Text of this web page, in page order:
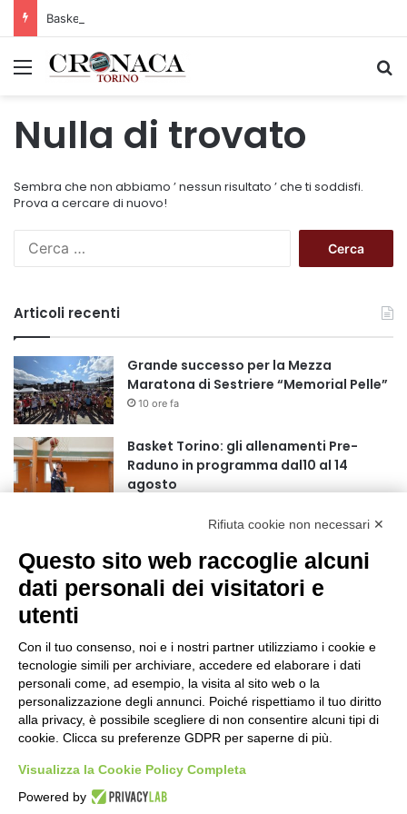
Menu
Nulla di trovato
Sembra che non abbiamo ’ nessun risultato ’ che ti soddisfi.
Prova a cercare di nuovo!
c
p
e
Articoli recenti
Grande successo per la Mezza
Maratona di Sestriere “Memorial Pelle”
10 ore fa
Basket Torino: gli allenamenti Pre-
Raduno in programma dal10 al 14
agosto
75 anni di INFN. La comunità, la storia, il
futuro della ricerca in fisica
fondamentale in Italia
18 ore fa
nel pieno della stagione turistica
22 ore fa
Grande partecipazione alla Festa della
Madonna della Neve al Rifugio Ciao
Pais
Pininfarina, Davide Loris Amantea è il
nuovo Chief Creative Officer
Rifiuta cookie non necessari ✕
Questo sito web raccoglie alcuni
dati personali dei visitatori e
utenti
Con il tuo consenso, noi e i nostri partner utilizziamo i cookie e
tecnologie simili per archiviare, accedere ed elaborare i dati
personali come, ad esempio, la visita al sito web o la
personalizzazione degli annunci. Poiché rispettiamo il tuo diritto
alla privacy, è possibile scegliere di non consentire alcuni tipi di
cookie. Clicca su preferenze GDPR per saperne di più.
Visualizza la Cookie Policy Completa
Powered by